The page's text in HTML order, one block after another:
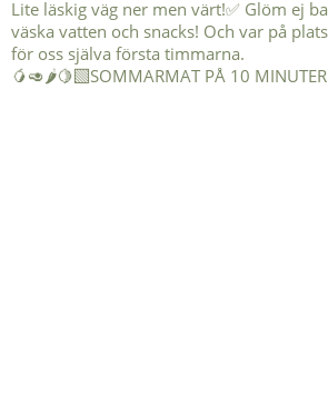
🥭🥑🌶️🍋‍🟩SOMMARMAT PÅ 10 MINUTER